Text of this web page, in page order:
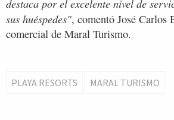
destaca por el excelente nivel de
sus huéspedes", comentó José Carlos
comercial de Maral Turismo.
PLAYA RESORTS MARAL TURISMO